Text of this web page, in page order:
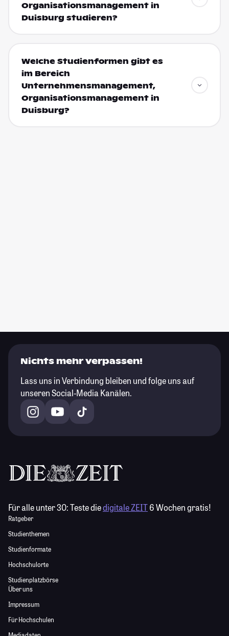
Organisationsmanagement in
Duisburg studieren?
Welche Studienformen gibt es
im Bereich
Unternehmensmanagement,
Organisationsmanagement in
Duisburg?
Nichts mehr verpassen!
Lass uns in Verbindung bleiben und folge uns auf
unseren Social-Media Kanälen.
Für alle unter 30:Teste diedigitale ZEIT6 Wochen gratis!
Ratgeber
Studienthemen
Studienformate
Hochschulorte
Studienplatzbörse
Über uns
Impressum
Für Hochschulen